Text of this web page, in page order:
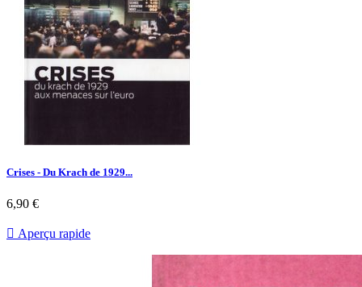
Crises - Du Krach de 1929...
Prix
6,90 €
 Aperçu rapide